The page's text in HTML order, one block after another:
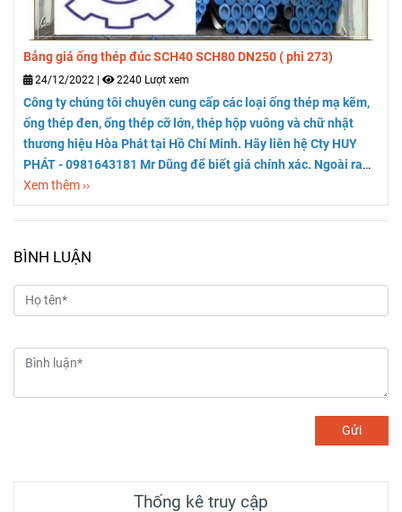
Bảng giá ống thép đúc SCH40 SCH80 DN250 ( phi 273)
24/12/2022 | 2240 Lượt xem
Công ty chúng tôi chuyên cung cấp các loại ống thép mạ kẽm,
ống thép đen, ống thép cỡ lớn, thép hộp vuông và chữ nhật
thương hiệu Hòa Phát tại Hồ Chí Minh. Hãy liên hệ Cty HUY
PHÁT - 0981643181 Mr Dũng để biết giá chính xác. Ngoài ra
chung tôi còn cung cấp
phi 273) đến size DN400 ( phi 406). Rất hân hạnh phục vụ quý
SCH80
DN250 ( phi 273)
Xem thêm ››
BÌNH LUẬN
Gửi
Thống kê truy cập